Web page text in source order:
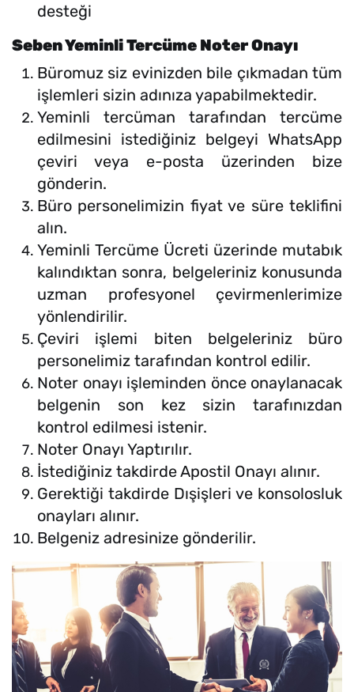
desteği
Seben Yeminli Tercüme Noter Onayı
Büromuz siz evinizden bile çıkmadan tüm
işlemleri sizin adınıza yapabilmektedir.
Yeminli tercüman tarafından tercüme
edilmesini istediğiniz belgeyi WhatsApp
çeviri veya e-posta üzerinden bize
gönderin.
Büro personelimizin fiyat ve süre teklifini
alın.
Yeminli Tercüme Ücreti üzerinde mutabık
kalındıktan sonra, belgeleriniz konusunda
uzman profesyonel çevirmenlerimize
yönlendirilir.
Çeviri işlemi biten belgeleriniz büro
personelimiz tarafından kontrol edilir.
Noter onayı işleminden önce onaylanacak
belgenin son kez sizin tarafınızdan
kontrol edilmesi istenir.
Noter Onayı Yaptırılır.
İstediğiniz takdirde Apostil Onayı alınır.
Gerektiği takdirde Dışişleri ve konsolosluk
onayları alınır.
Belgeniz adresinize gönderilir.